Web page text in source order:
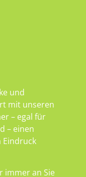
und
mit unseren
– egal für
– einen
Eindruck
immer an Sie